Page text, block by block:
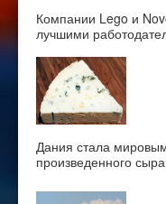
Компании Lego и
лучшими
Дания стала
произведенного